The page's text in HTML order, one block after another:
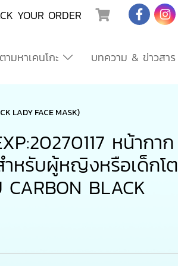
YOUR ORDER
ตามหาเคนโกะ บทความ & ข่าวสาร
LADY FACE MASK)
หน้ากาก
ำหรับผู้หญิงหรือเด็กโต
BLACK